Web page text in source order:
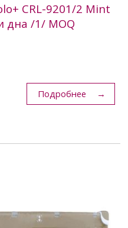
CRL-9201/2 Mint
дна /1/ MOQ
Подробнее